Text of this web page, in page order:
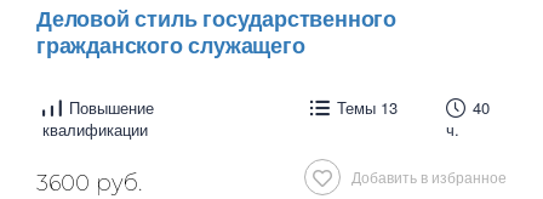
Деловой стиль государственного
гражданского служащего
Повышение
квалификации
Темы 13
40
ч.
Добавить в избранное
3600 руб.